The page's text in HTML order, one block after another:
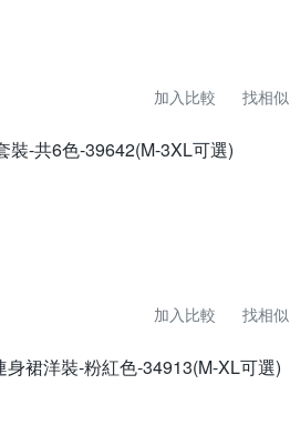
加入比較 找相似
裝-共6色-39642(M-3XL可選)
加入比較 找相似
裙洋裝-粉紅色-34913(M-XL可選)